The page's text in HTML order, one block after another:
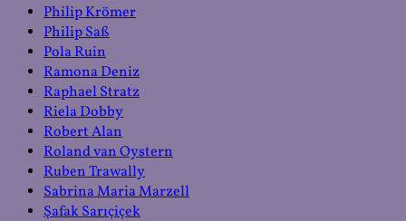
Philip Krömer
Philip Saß
Pola Ruin
Ramona Deniz
Raphael Stratz
Riela Dobby
Robert Alan
Roland van Oystern
Ruben Trawally
Sabrina Maria Marzell
Şafak Sarıçiçek